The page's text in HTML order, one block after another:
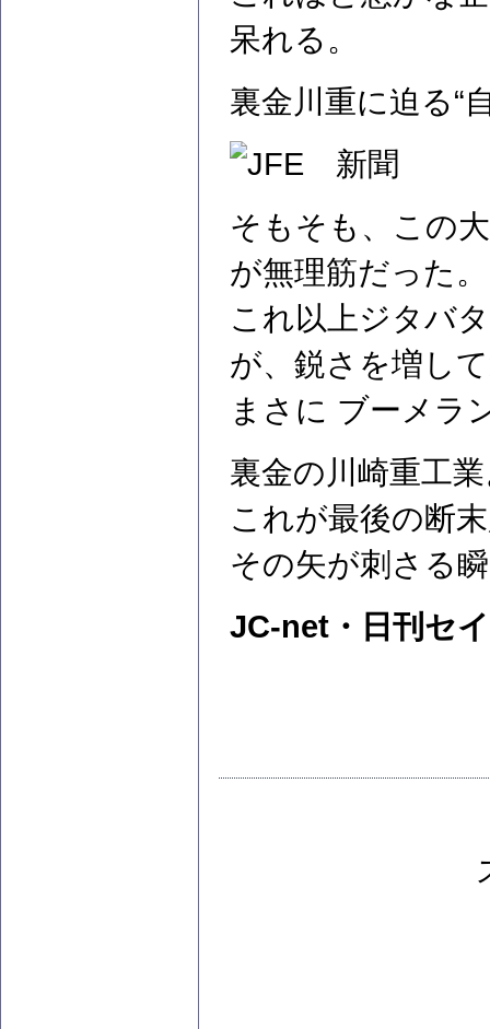
呆れる。
裏金川重に迫る“
そもそも、この
が無理筋だった。
これ以上ジタバ
が、鋭さを増し
まさに ブーメラ
裏金の川崎重工
これが最後の断
その矢が刺さる
JC-net・日刊セ